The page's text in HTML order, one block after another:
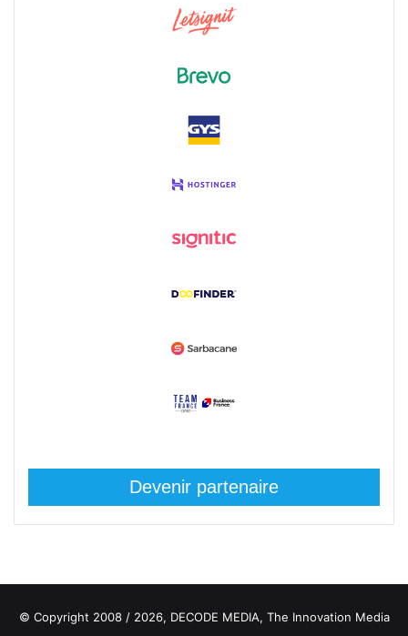
Devenir partenaire
© Copyright 2008 / 2026, DECODE MEDIA, The Innovation Media